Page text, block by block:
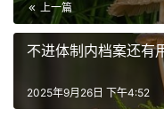
上一篇
不进体制内档案还有
2025年9月26日 下午4:52